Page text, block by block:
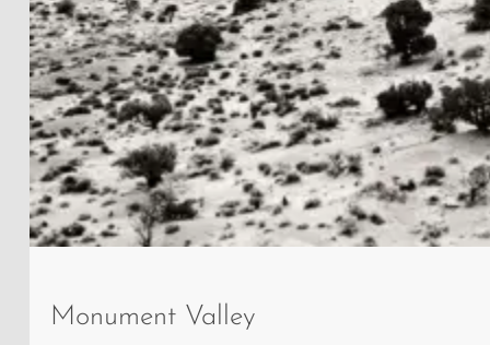
Mitten
Butte,
Monument Valley